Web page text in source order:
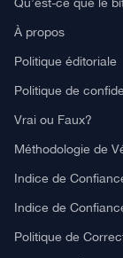
À propos
Politique éditoriale
Politique de
Vrai ou Faux?
Méthodologie de
Indice de
Indice de
Politique de